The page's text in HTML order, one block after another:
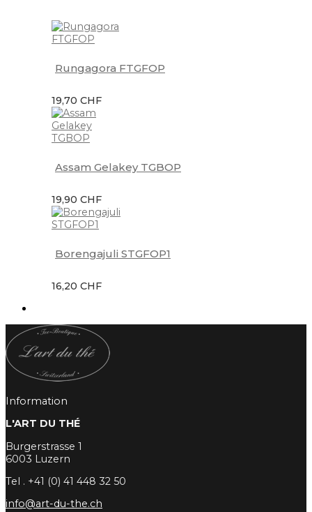
Rungagora FTGFOP
19,70 CHF
Assam Gelakey TGBOP
19,90 CHF
Borengajuli STGFOP1
16,20 CHF
Information
L'ART DU THÉ
Burgerstrasse 1
6003 Luzern
Tel . +41 (0) 41 448 32 50
info@art-du-the.ch